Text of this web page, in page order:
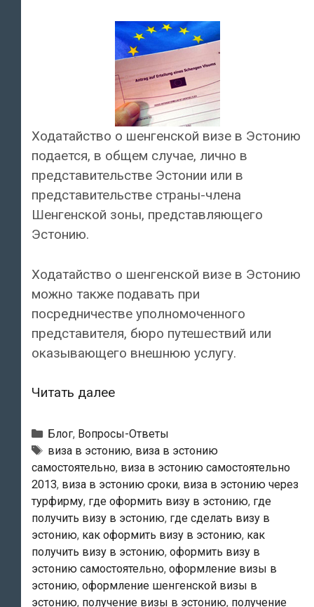
Ходатайство о шенгенской визе в Эстонию
подается, в общем случае, лично в
представительстве Эстонии или в
представительстве страны-члена
Шенгенской зоны, представляющего
Эстонию.
Ходатайство о шенгенской визе в Эстонию
можно также подавать при
посредничестве уполномоченного
представителя, бюро путешествий или
оказывающего внешнюю услугу.
Читать далееГде
как
подается
ходатайство
о
шенгенской
визе
в
Эстонию?
Рубрики
Блог, Вопросы-Ответы
Метки
виза в эстонию, виза в эстонию
самостоятельно, виза в эстонию самостоятельно
2013, виза в эстонию сроки, виза в эстонию через
турфирму, где оформить визу в эстонию, где
получить визу в эстонию, где сделать визу в
эстонию, как оформить визу в эстонию, как
получить визу в эстонию, оформить визу в
эстонию самостоятельно, оформление визы в
эстонию, оформление шенгенской визы в
эстонию, получение визы в эстонию, получение